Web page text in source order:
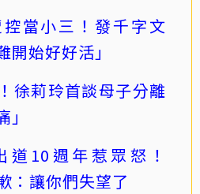
當小三！發千字文
開始好好活」
徐莉玲首談母子分離
道10週年惹眾怒！
：讓你們失望了